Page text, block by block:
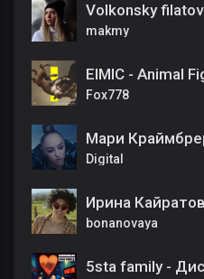
Volkonsky
makmy
EIMIC - Animal
Fox778
Digital
Ирина
bonanovaya
5sta family -